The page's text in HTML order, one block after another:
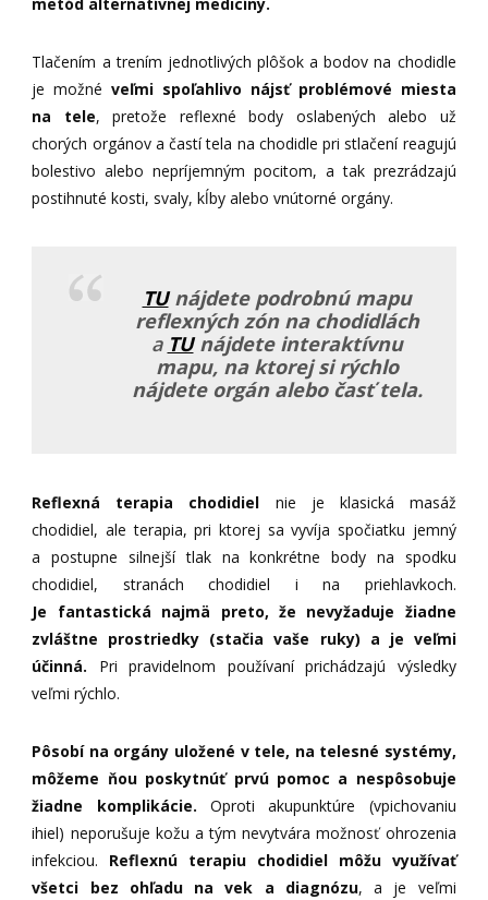
Tlačením a trením jednotlivých plôšok a bodov na chodidle
je možné veľmi spoľahlivo nájsť problémové miesta
na tele, pretože reflexné body oslabených alebo už
chorých orgánov a častí tela na chodidle pri stlačení reagujú
bolestivo alebo nepríjemným pocitom, a tak prezrádzajú
postihnuté kosti, svaly, kĺby alebo vnútorné orgány.
TUnájdete podrobnú mapu
reflexných zón na chodidlách
a TUnájdete interaktívnu
mapu, na ktorej si rýchlo
nájdete orgán alebo časť tela.
Reflexná terapia chodidiel nie je klasická masáž
chodidiel, ale terapia, pri ktorej sa vyvíja spočiatku jemný
a postupne silnejší tlak na konkrétne body na spodku
chodidiel, stranách chodidiel i na priehlavkoch.
Je fantastická najmä preto, že nevyžaduje žiadne
zvláštne prostriedky (stačia vaše ruky) a je veľmi
účinná. Pri pravidelnom používaní prichádzajú výsledky
veľmi rýchlo.
Pôsobí na orgány uložené v tele, na telesné systémy,
môžeme ňou poskytnúť prvú pomoc a nespôsobuje
žiadne komplikácie. Oproti akupunktúre (vpichovaniu
ihiel) neporušuje kožu a tým nevytvára možnosť ohrozenia
infekciou. Reflexnú terapiu chodidiel môžu využívať
všetci bez ohľadu na vek a diagnózu, a je veľmi